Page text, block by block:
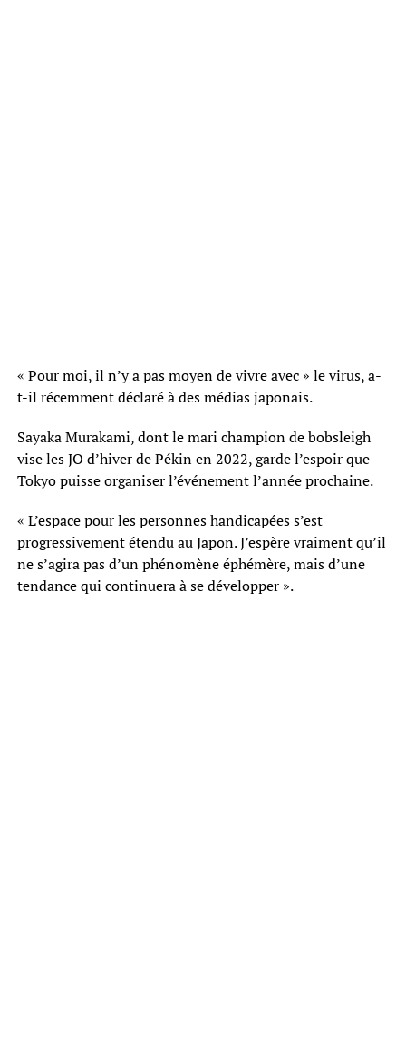
« Pour moi, il n’y a pas moyen de vivre avec » le virus, a-
t-il récemment déclaré à des médias japonais.
Sayaka Murakami, dont le mari champion de bobsleigh
vise les JO d’hiver de Pékin en 2022, garde l’espoir que
Tokyo puisse organiser l’événement l’année prochaine.
« L’espace pour les personnes handicapées s’est
progressivement étendu au Japon. J’espère vraiment qu’il
ne s’agira pas d’un phénomène éphémère, mais d’une
tendance qui continuera à se développer ».